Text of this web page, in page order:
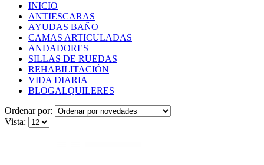
INICIO
ANTIESCARAS
AYUDAS BAÑO
CAMAS ARTICULADAS
ANDADORES
SILLAS DE RUEDAS
REHABILITACIÓN
VIDA DIARIA
BLOGALQUILERES
Ordenar por:
Vista: